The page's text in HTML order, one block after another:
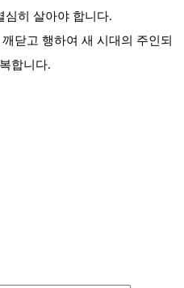
심히 살아야 합니다.
닫고 행하여 새 시대의 주인되
합니다.